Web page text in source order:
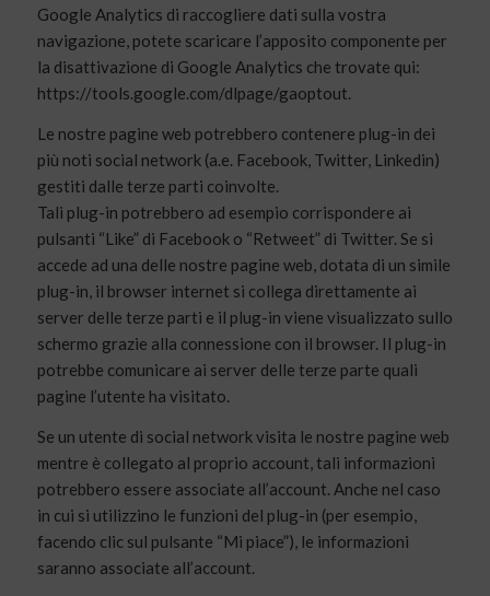
Google Analytics di raccogliere dati sulla vostra
navigazione, potete scaricare l’apposito componente per
la disattivazione di Google Analytics che trovate qui:
https://tools.google.com/dlpage/gaoptout.
Le nostre pagine web potrebbero contenere plug-in dei
più noti social network (a.e. Facebook, Twitter, Linkedin)
gestiti dalle terze parti coinvolte.
Tali plug-in potrebbero ad esempio corrispondere ai
pulsanti “Like” di Facebook o “Retweet” di Twitter. Se si
accede ad una delle nostre pagine web, dotata di un simile
plug-in, il browser internet si collega direttamente ai
server delle terze parti e il plug-in viene visualizzato sullo
schermo grazie alla connessione con il browser. Il plug-in
potrebbe comunicare ai server delle terze parte quali
pagine l’utente ha visitato.
Se un utente di social network visita le nostre pagine web
mentre è collegato al proprio account, tali informazioni
potrebbero essere associate all’account. Anche nel caso
in cui si utilizzino le funzioni del plug-in (per esempio,
facendo clic sul pulsante “Mi piace”), le informazioni
saranno associate all’account.